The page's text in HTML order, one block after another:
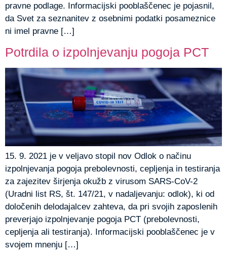
pravne podlage. Informacijski pooblaščenec je pojasnil,
da Svet za seznanitev z osebnimi podatki posameznice
ni imel pravne […]
Potrdila o izpolnjevanju pogoja PCT
15. 9. 2021 je v veljavo stopil nov Odlok o načinu
izpolnjevanja pogoja prebolevnosti, cepljenja in testiranja
za zajezitev širjenja okužb z virusom SARS-CoV-2
(Uradni list RS, št. 147/21, v nadaljevanju: odlok), ki od
določenih delodajalcev zahteva, da pri svojih zaposlenih
preverjajo izpolnjevanje pogoja PCT (prebolevnosti,
cepljenja ali testiranja). Informacijski pooblaščenec je v
svojem mnenju […]